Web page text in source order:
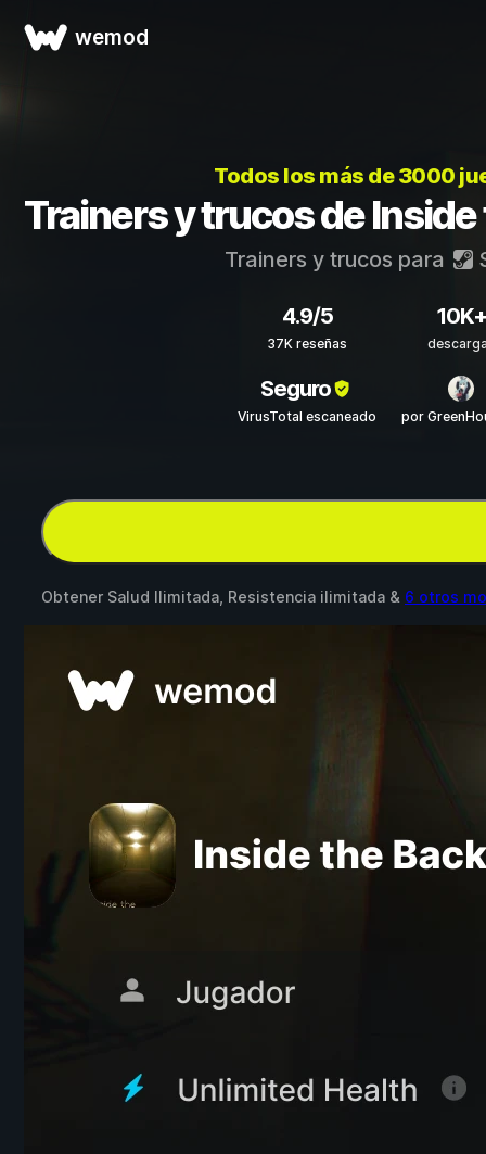
wemod
Todos los más de 3000
Trainers y trucos de
Trainers y trucos para
4.9/5
37K reseñas
10K+
Seguro
VirusTotal escaneado por
Obtener Salud Ilimitada, Resistencia ilimitada & 6 otros